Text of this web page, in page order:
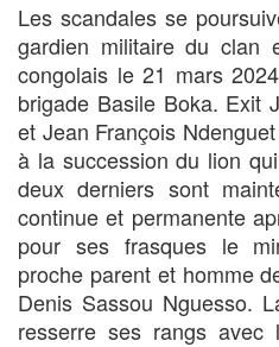
Les scandales se
gardien militaire du clan
congolais le 21 mars
brigade Basile Boka. Exit
et Jean François
à la succession du lion
deux derniers sont
continue et permanente
pour ses frasques le
proche parent et homme
Denis Sassou Nguesso.
resserre ses rangs